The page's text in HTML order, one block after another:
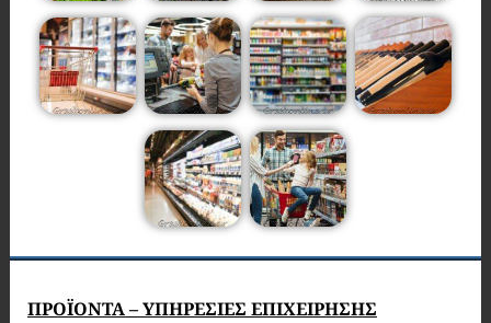
ΠΡΟΪΟΝΤΑ – ΥΠΗΡΕΣΙΕΣ ΕΠΙΧΕΙΡΗΣΗΣ